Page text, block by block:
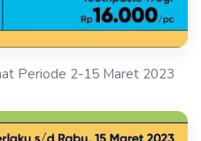
Periode 2-15 Maret 2023